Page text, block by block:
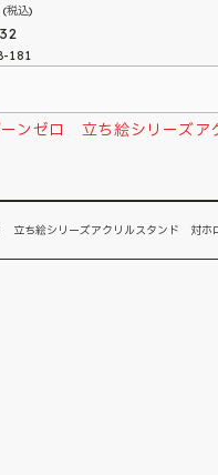
(税込)
181
ーンゼロ 立ち絵シリーズ
立ち絵シリーズアクリルスタンド 対